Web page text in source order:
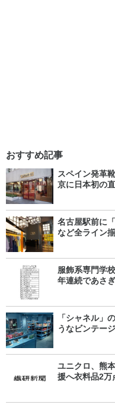
おすすめ記事
スペイン発革
京に日本初の
名古屋駅前に
など全ライン
服飾系専門学
年連続であさ
「シャネル」
うなビンテー
ユニクロ、熊
援へ衣料品2万